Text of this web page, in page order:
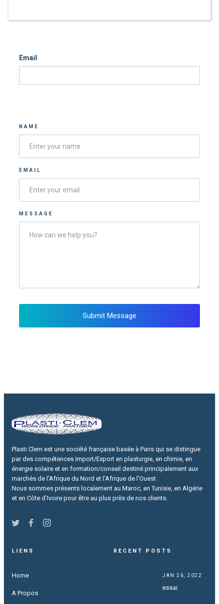
Email
NAME
EMAIL
MESSAGE
Plasti Clem est une société française basée à Paris qui se distingue
par des compétences Import/Export en plasturgie, en chimie, en
énergie solaire et en formation/conseil destiné principalement aux
marchés de l'Afrique du Nord et l'Afrique de l'Ouest .
Nous sommes présents localement au Maroc, en Tunisie, en Algérie
et en Côte d'Ivoire pour être au plus près de nos clients.
LIENS
Home
A Propos
RECENT POSTS
JAN 26, 2022
essai